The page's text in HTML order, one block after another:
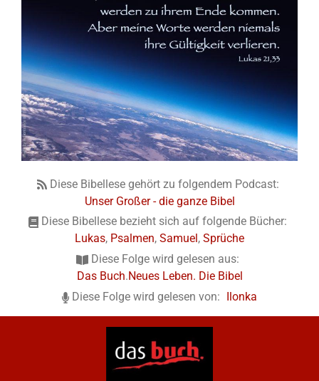
Diese Bibellese gehört zu folgendem Podcast:
Unser Großer - die ganze Bibel
Diese Bibellese bezieht sich auf folgende Bücher:
Lukas, Psalmen, Samuel , Sprüche
Diese Folge wird gelesen aus:
Das Buch.Neues Leben. Die Bibel
Diese Folge wird gelesen von: Ilonka